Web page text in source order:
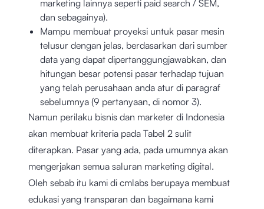
marketing lainnya seperti paid search / SEM,
dan sebagainya).
Mampu membuat proyeksi untuk pasar mesin
telusur dengan jelas, berdasarkan dari sumber
data yang dapat dipertanggungjawabkan, dan
hitungan besar potensi pasar terhadap tujuan
yang telah perusahaan anda atur di paragraf
sebelumnya (9 pertanyaan, di nomor 3).
Namun perilaku bisnis dan marketer di Indonesia
akan membuat kriteria pada Tabel 2 sulit
diterapkan. Pasar yang ada, pada umumnya akan
mengerjakan semua saluran marketing digital.
Oleh sebab itu kami di cmlabs berupaya membuat
edukasi yang transparan dan bagaimana kami